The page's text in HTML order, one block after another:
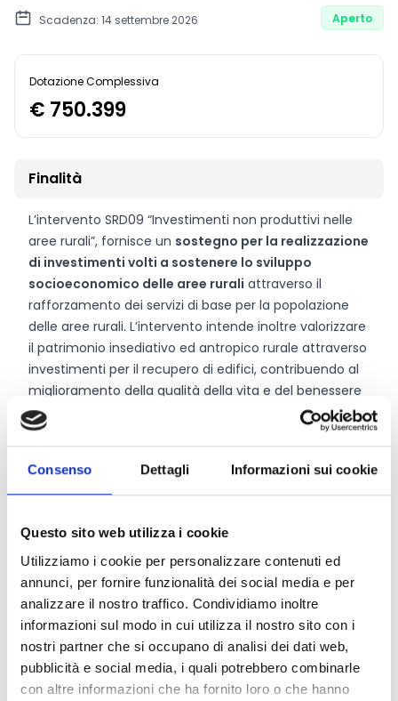
Consenso Dettagli Informazioni sui cookie
Questo sito web utilizza i cookie
Utilizziamo i cookie per personalizzare contenuti ed
annunci, per fornire funzionalità dei social media e per
analizzare il nostro traffico. Condividiamo inoltre
informazioni sul modo in cui utilizza il nostro sito con i
nostri partner che si occupano di analisi dei dati web,
pubblicità e social media, i quali potrebbero combinarle
con altre informazioni che ha fornito loro o che hanno
Scadenza: 14 settembre 2026 Aperto
Dotazione Complessiva
€ 750.399
Finalità
L’intervento SRD09 “Investimenti non produttivi nelle
aree rurali”, fornisce un sostegno per la realizzazione
di investimenti volti a sostenere lo sviluppo
socioeconomico delle aree rurali attraverso il
rafforzamento dei servizi di base per la popolazione
delle aree rurali. L’intervento intende inoltre valorizzare
il patrimonio insediativo ed antropico rurale attraverso
investimenti per il recupero di edifici, contribuendo al
miglioramento della qualità della vita e del benessere
della collettività, contrastando lo spopolamento delle
aree marginali.
Conosci Obiettivo Europa?
Prova gratis